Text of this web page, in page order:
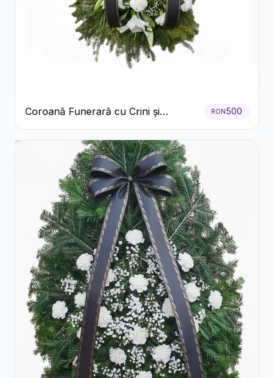
Coroană Funerară cu Crini și
Garoafe Albe
RON500